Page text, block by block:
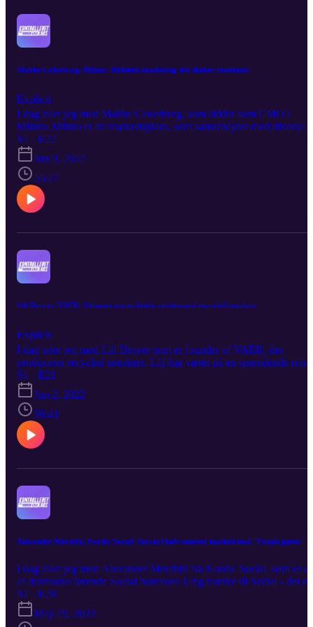
70 millioner - kobinationen af Tech startup, eCommerce, og
personlig stylist
Malthe Cederborg, Miinto: Holistisk marketing der skaber resultater
Explicit
I dag taler jeg med Malthe Cederborg, som sidder som CMO i
Miinto. Miinto er en markedsplads, som samarbejder med diverse
butikker og brands om at sælge produkter, primært fashion tøj, til
forbrugere i 14 forskellige markeder. I min snak med Malthe
kommer vi ind på: Hvad gør de for at vækste i alle de forskellige
markeder, de er i? Hvilke tiltag gør de internt? Hvordan ser deres
marketing team ud? Hvordan ser deres tilgang til attribution ud? Og
ikke mindst bliver der talt en del om den mere holistiske tilgang til
målsætning for omsætningen. Lyt med i ugens afsnit af Kontrolleret
S1 · E22
Jun 9, 2022
55:27
Lili Dreyer, VAER: Visionen om en bedre verden med recycled sneakers
Explicit
I dag taler jeg med Lili Dreyer som er founder af VAER, der
producerer recycled sneakers. Lili har været på en spændende
hvor hun er gået fra at sy sit eget tøj til at lave forskellige start-up
programmer for til sidst at gå over til at sy sine egne sneakers, som i
dag er blevet til VAER. Lyt med når Lili fortæller om sin rejse med
VAER, hvordan de er gået fra ide til business, samt hvorfor der er
kommet flere co-founders til.
S1 · E21
Jun 2, 2022
56:41
Alexander Morabbi, Nordic Social: Succes i halv-mættet marked med "People game"
I dag taler jeg med Alexander Morabbi fra Nordic Social, som er et
af danmarks førende Social bureauer. Læg mærke til Social - det er
nemlig 50/50 deling mellem Organic Social og Paid Social. Det vi
kommer meget omkring i dag er drift af en service virksomhed, og
hvordan folk bag bureauerne ser verden. Nordic Social er
S1 · E20
May 19, 2022